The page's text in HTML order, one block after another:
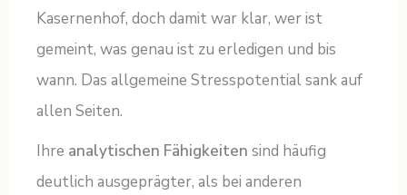
Kasernenhof, doch damit war klar, wer ist
gemeint, was genau ist zu erledigen und bis
wann. Das allgemeine Stresspotential sank auf
allen Seiten.
Ihre analytischen Fähigkeiten sind häufig
deutlich ausgeprägter, als bei anderen